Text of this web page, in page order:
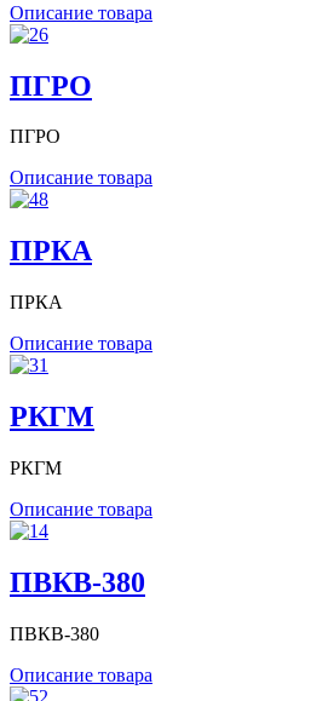
Описание товара
ПГРО
ПГРО
Описание товара
ПРКА
ПРКА
Описание товара
РКГМ
РКГМ
Описание товара
ПВКВ-380
ПВКВ-380
Описание товара